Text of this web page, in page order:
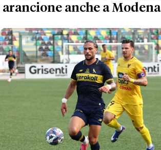
arancione anche a Modena